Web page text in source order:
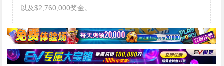
以及$2,760,000奖金。